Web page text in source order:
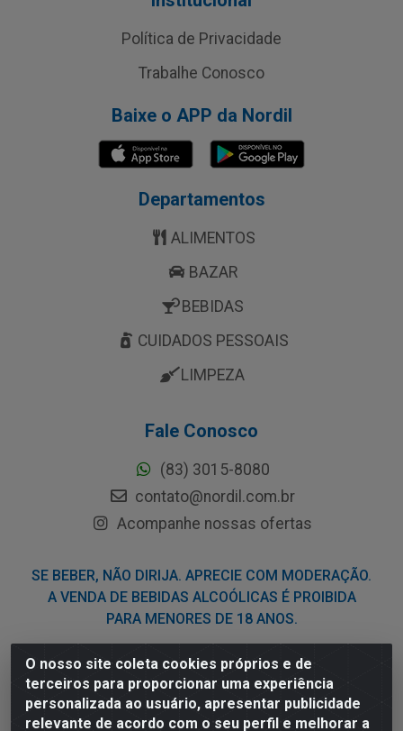
O nosso site coleta cookies próprios e de
terceiros para proporcionar uma experiência
personalizada ao usuário, apresentar publicidade
relevante de acordo com o seu perfil e melhorar a
Política de Privacidade
Trabalhe Conosco
Baixe o APP da Nordil
Departamentos
ALIMENTOS
BAZAR
BEBIDAS
CUIDADOS PESSOAIS
LIMPEZA
Fale Conosco
(83) 3015-8080
contato@nordil.com.br
Acompanhe nossas ofertas
SE BEBER, NÃO DIRIJA. APRECIE COM MODERAÇÃO.
A VENDA DE BEBIDAS ALCOÓLICAS É PROIBIDA
PARA MENORES DE 18 ANOS.
Nordil Distribuidora - Avenida Liberdade, 2738, Bloco F -
Sesi - Bayeux/PB - CEP 58.111-400 - CNPJ
03.775.813/0001-41